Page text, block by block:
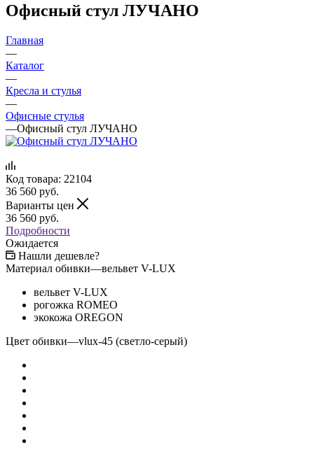
Офисный стул ЛУЧАНО
Главная
—
Каталог
—
Кресла и стулья
—
Офисные стулья
—Офисный стул ЛУЧАНО
Код товара: 22104
36 560 руб.
Варианты цен
36 560 руб.
Подробности
Ожидается
Нашли дешевле?
Материал обивки—вельвет V-LUX
вельвет V-LUX
рогожка ROMEO
экокожа OREGON
Цвет обивки—vlux-45 (светло-серый)